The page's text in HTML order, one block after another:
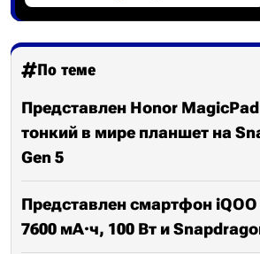
По теме
Представлен Honor
тонкий в мире планшет на
Gen 5
Представлен смартфон iQOO
7600 мА·ч, 100 Вт и